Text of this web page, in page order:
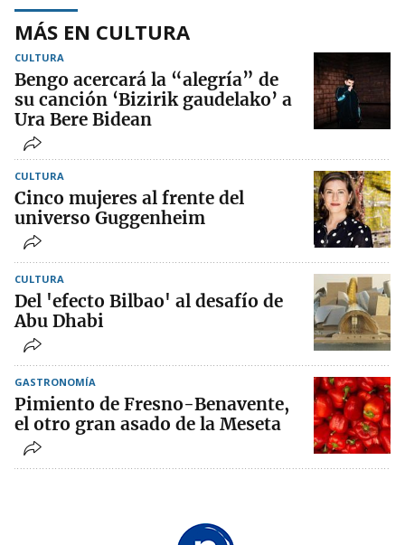
MÁS EN CULTURA
CULTURA
Bengo acercará la “alegría” de
su canción ‘Bizirik gaudelako’ a
Ura Bere Bidean
CULTURA
Cinco mujeres al frente del
universo Guggenheim
CULTURA
Del 'efecto Bilbao' al desafío de
Abu Dhabi
GASTRONOMÍA
Pimiento de Fresno-Benavente,
el otro gran asado de la Meseta